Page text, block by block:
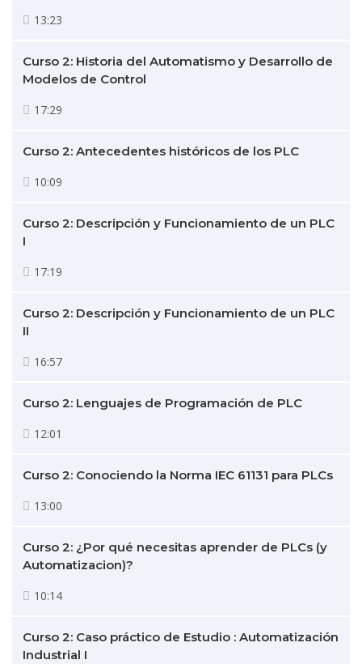
13:23
Curso 2: Historia del Automatismo y Desarrollo de
Modelos de Control
17:29
Curso 2: Antecedentes históricos de los PLC
10:09
Curso 2: Descripción y Funcionamiento de un PLC
I
17:19
Curso 2: Descripción y Funcionamiento de un PLC
II
16:57
Curso 2: Lenguajes de Programación de PLC
12:01
Curso 2: Conociendo la Norma IEC 61131 para PLCs
13:00
Curso 2: ¿Por qué necesitas aprender de PLCs (y
Automatizacion)?
10:14
Curso 2: Caso práctico de Estudio : Automatización
Industrial I